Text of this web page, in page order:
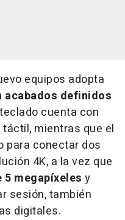
equipos adopta
definidos
cuenta con
mientras que el
para conectar dos
4K, a la vez que
5 megapíxeles y
sesión, también
digitales.